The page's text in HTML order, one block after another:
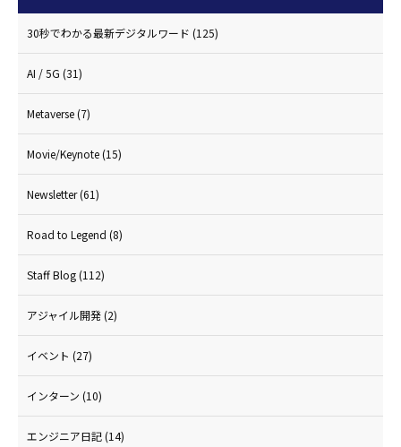
30秒でわかる最新デジタルワード (125)
AI / 5G (31)
Metaverse(7)
Movie/Keynote(15)
Newsletter(61)
Road to Legend (8)
Staff Blog(112)
アジャイル開発(2)
イベント (27)
インターン (10)
エンジニア日記(14)